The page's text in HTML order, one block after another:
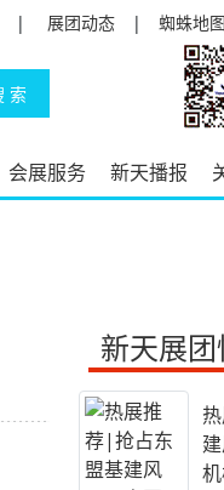
| 展团动态 | 蜘蛛地图
会展服务 新天播报
新天展